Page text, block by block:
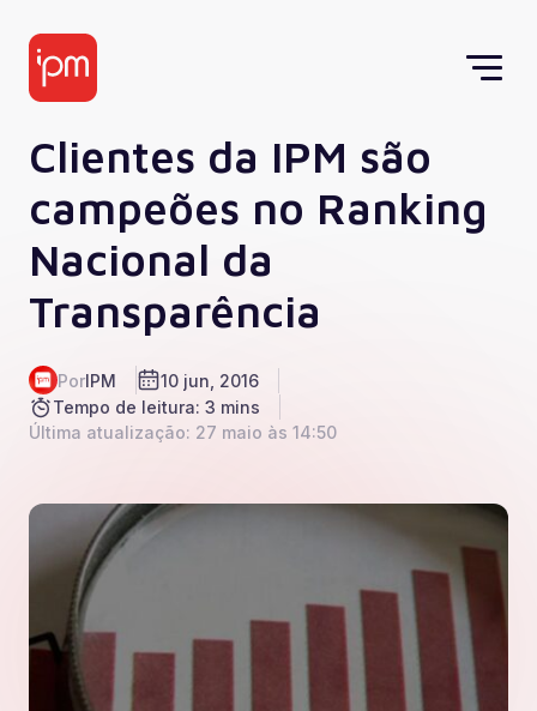
Clientes da IPM são
campeões no Ranking
Nacional da
Transparência
PorIPM
10 jun, 2016
Tempo de leitura: 3 mins
Última atualização: 27 maio às 14:50